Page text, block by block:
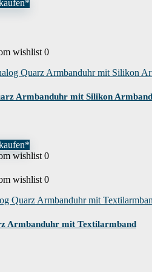
9 cm
Alloy
Analog
Mineral Glas
wishlist 0
Armbanduhr mit Silikon Armband
wishlist 0
wishlist 0
Armbanduhr mit Textilarmband